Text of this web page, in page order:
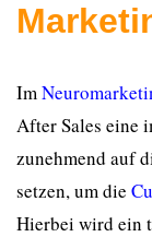
Im
After Sales eine
zunehmend auf
setzen, um die
Hierbei wird ein